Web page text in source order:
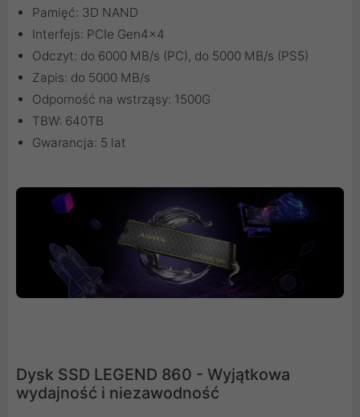
Pamięć: 3D NAND
Interfejs: PCIe Gen4x4
Odczyt: do 6000 MB/s (PC), do 5000 MB/s (PS5)
Zapis: do 5000 MB/s
Odporność na wstrząsy: 1500G
TBW: 640TB
Gwarancja: 5 lat
Dysk SSD LEGEND 860 - Wyjątkowa
wydajność i niezawodność